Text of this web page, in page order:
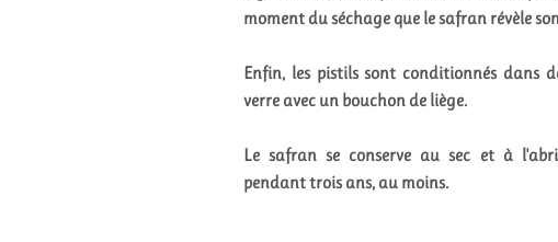
moment du séchage que le safran révèle
Enfin, les pistils sont conditionnés dans
verre avec un bouchon de liège.
Le safran se conserve au sec et à
pendant trois ans, au moins.